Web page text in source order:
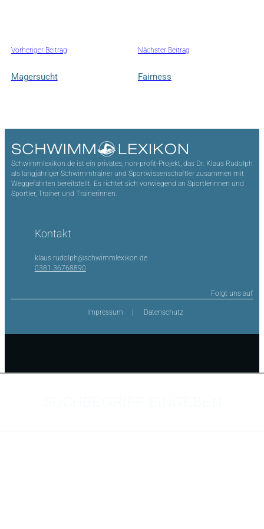
Vorheriger Beitrag
Magersucht
Nächster Beitrag
Fairness
Schwimmlexikon.de ist ein privates, non-profit-Projekt, das Dr. Klaus Rudolph
als langjähriger Schwimmtrainer und Sportwissenschaftler zusammen mit
Weggefährten bereitstellt. Es richtet sich vorwiegend an Sportlerinnen und
Sportler, Trainer und Trainerinnen.
Kontakt
klaus.rudolph@schwimmlexikon.de
0381 36768890
Folgt uns auf
Impressum Datenschutz